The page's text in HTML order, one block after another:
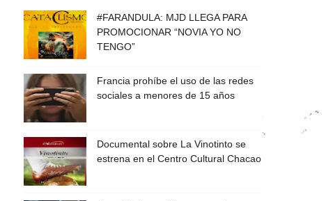
#FARANDULA: MJD LLEGA PARA
PROMOCIONAR “NOVIA YO NO
TENGO”
Francia prohíbe el uso de las redes
sociales a menores de 15 años
Documental sobre La Vinotinto se
estrena en el Centro Cultural Chacao